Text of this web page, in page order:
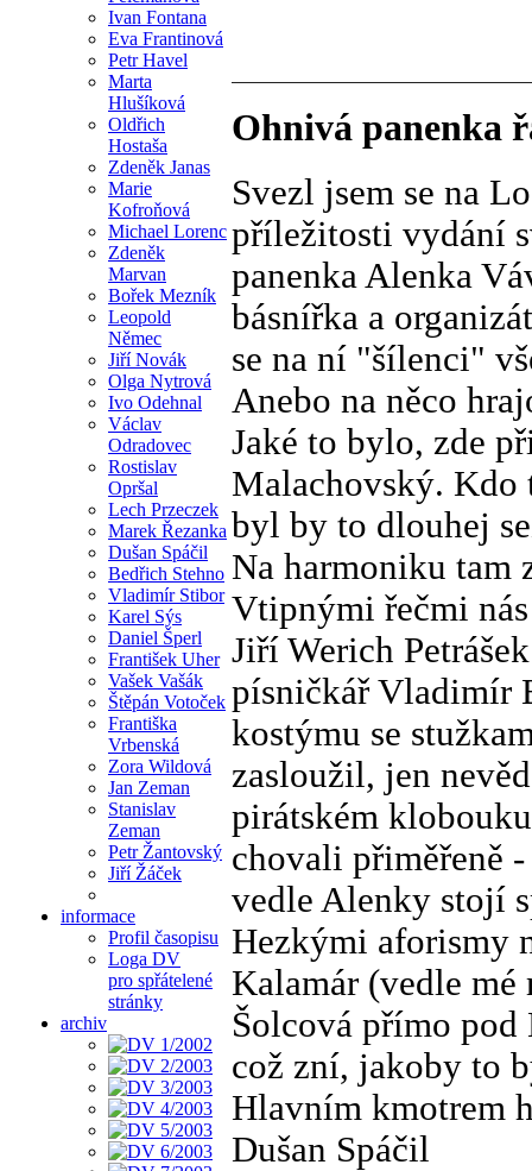
Ivan Fontana
Eva Frantinová
Petr Havel
Marta
Hlušíková
Oldřich
Hostaša
Zdeněk Janas
Marie
Kofroňová
Michael Lorenc
Zdeněk
Marvan
Bořek Mezník
Leopold
Němec
Jiří Novák
Olga Nytrová
Ivo Odehnal
Václav
Odradovec
Rostislav
Opršal
Lech Przeczek
Marek Řezanka
Dušan Spáčil
Bedřich Stehno
Vladimír Stibor
Karel Sýs
Daniel Šperl
František Uher
Vašek Vašák
Štěpán Votoček
Františka
Vrbenská
Zora Wildová
Jan Zeman
Stanislav
Zeman
Petr Žantovský
Jiří Žáček
informace
Profil časopisu
Loga DV
pro spřátelené
stránky
archiv
Ohnivá panenka
Svezl jsem se na
příležitosti vydání
panenka Alenka
básnířka a
se na ní "šílenci"
Anebo na něco
Jaké to bylo, zde
Malachovský. Kdo
byl by to dlouhej
Na harmoniku tam
Vtipnými řečmi
Jiří Werich
písničkář Vladimír
kostýmu se
zasloužil, jen
pirátském
chovali přiměřeně
vedle Alenky stojí
Hezkými aforismy
Kalamár (vedle
Šolcová přímo
což zní, jakoby to
Hlavním kmotrem
Dušan Spáčil